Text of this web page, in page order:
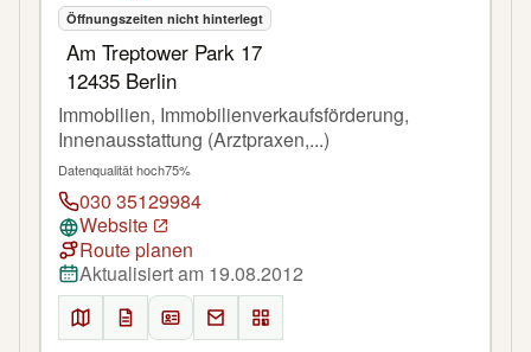
Öffnungszeiten nicht hinterlegt
Am Treptower Park 17
12435 Berlin
Immobilien, Immobilienverkaufsförderung,
Innenausstattung (Arztpraxen,...)
Datenqualität hoch75%
030 35129984
Website
Route planen
Aktualisiert am 19.08.2012